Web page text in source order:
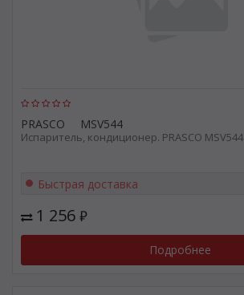
PRASCO MSV544
Испаритель, кондиционер. PRASCO MSV544
Быстрая доставка
1 256 ₽
Подробнее